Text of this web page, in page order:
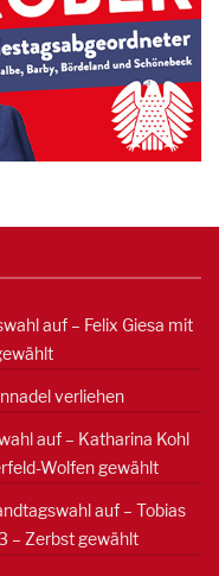
auf – Felix Giesa mit
verliehen
auf – Katharina Kohl
Wolfen gewählt
auf – Tobias
– Zerbst gewählt